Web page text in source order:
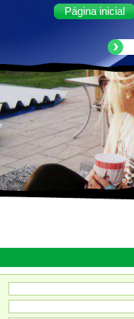
Página inicial